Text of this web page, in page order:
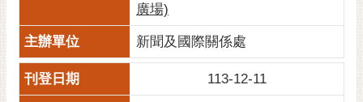
廣場)
新聞及國際關係處
113-12-11